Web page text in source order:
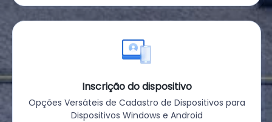
Inscrição do dispositivo
Opções Versáteis de Cadastro de Dispositivos para
Dispositivos Windows e Android